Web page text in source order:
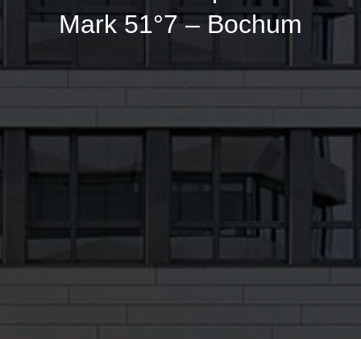
Mark 51°7 – Bochum